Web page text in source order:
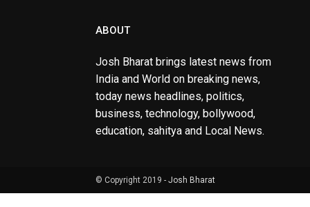
ABOUT
Josh Bharat brings latest news from
India and World on breaking news,
today news headlines, politics,
business, technology, bollywood,
education, sahitya and Local News.
© Copyright 2019 - Josh Bharat